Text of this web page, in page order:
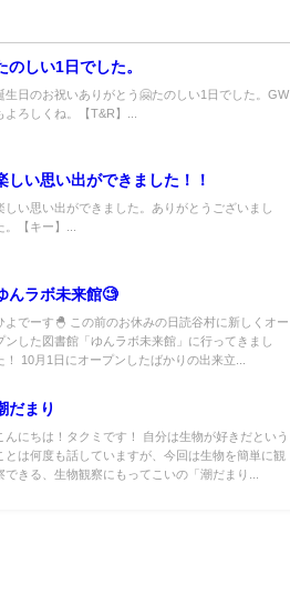
のしい1日でした。
生日のお祝いありがとう🤗たのしい1日でした。GW
よろしくね。【T&R】...
しい思い出ができました！！
しい思い出ができました。ありがとうございまし
。【キー】...
んラボ未来館🧐
よでーす🐣 この前のお休みの日読谷村に新しくオー
ンした図書館「ゆんラボ未来館」に行ってきまし
！ 10月1日にオープンしたばかりの出来立...
だまり
んにちは！タクミです！ 自分は生物が好きだという
とは何度も話していますが、今回は生物を簡単に観
できる、生物観察にもってこいの「潮だまり...